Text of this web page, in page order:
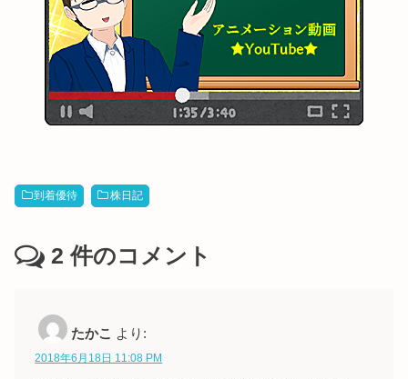
到着優待 株日記
2 件のコメント
たかこ より:
2018年6月18日 11:08 PM